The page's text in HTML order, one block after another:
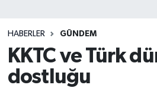
HABERLER GÜNDEM
KKTC ve Türk
dostluğu
Teknoloji
TRABZON